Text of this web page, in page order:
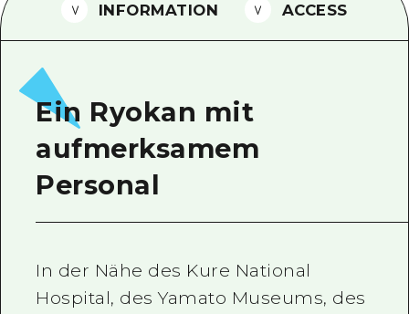
FAQs
Foto-Download
Transportinformationen bei
INFORMATION ACCESS
Ein Ryokan mit
aufmerksamem
Personal
In der Nähe des Kure National
Hospital, des Yamato Museums, des